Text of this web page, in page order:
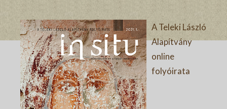
A Teleki László
Alapítvány
online
folyóirata